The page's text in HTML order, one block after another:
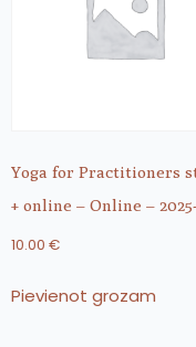
Yoga for Practitioners
+ online – Online – 2025-
10.00 €
Pievienot grozam